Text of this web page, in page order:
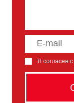
Я согласен с